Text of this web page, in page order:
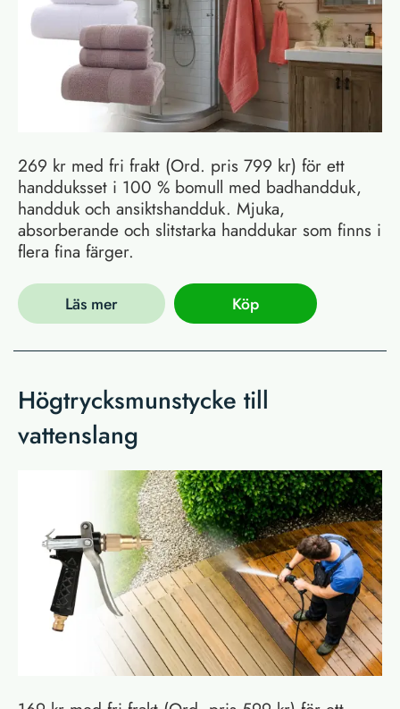
269 kr med fri frakt (Ord. pris 799 kr) för ett
handduksset i 100 % bomull med badhandduk,
handduk och ansiktshandduk. Mjuka,
absorberande och slitstarka handdukar som finns i
flera fina färger.
Läs mer Köp
Högtrycksmunstycke till
vattenslang